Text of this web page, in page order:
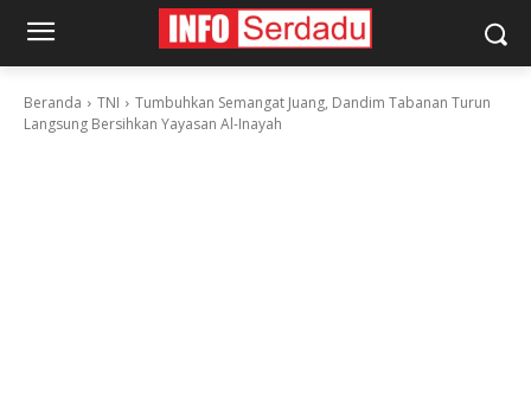
Beranda TNI
Tumbuhkan Semangat Juang, Dandim Tabanan Turun
Langsung Bersihkan Yayasan Al-Inayah